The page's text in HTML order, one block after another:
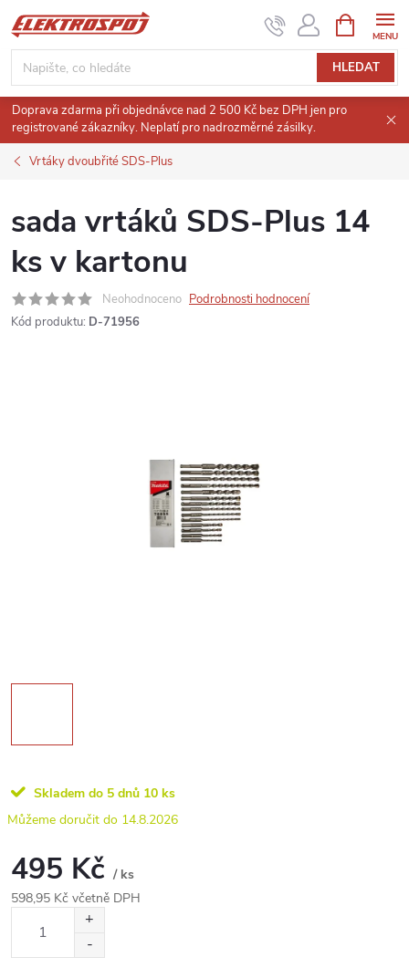
Přejít
na
obsah
HLEDAT
NÁKUPNÍ
KOŠÍK
Doprava zdarma při objednávce nad 2 500 Kč bez DPH jen pro
registrované zákazníky. Neplatí pro nadrozměrné zásilky.
Vrtáky dvoubřité SDS-Plus
sada vrtáků SDS-Plus 14
ks v kartonu
Neohodnoceno Podrobnosti hodnocení
Kód produktu: D-71956
Skladem do 5 dnů 10 ks
14.8.2026
495 Kč / ks
598,95 Kč včetně DPH